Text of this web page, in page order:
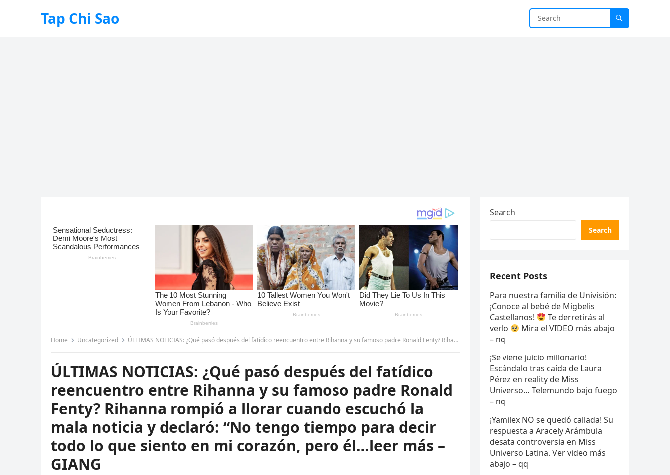
Tap Chi Sao
Home Uncategorized ÚLTIMAS NOTICIAS: ¿Qué pasó después del fatídico reencuentro entre Rihanna y su famoso padre Ronald Fenty? Rihanna rompió a llorar cuando escuchó la mala noticia y declaró: “No tengo tiempo para decir todo lo que siento en mi corazón, pero él…leer más – GIANG
ÚLTIMAS NOTICIAS: ¿Qué pasó después del fatídico
reencuentro entre Rihanna y su famoso padre Ronald
Fenty? Rihanna rompió a llorar cuando escuchó la
mala noticia y declaró: “No tengo tiempo para decir
todo lo que siento en mi corazón, pero él…leer más –
GIANG
Search
Search
Recent Posts
Para nuestra familia de Univisión:
¡Conoce al bebé de Migbelis
Castellanos!
Te derretirás al
verlo
Mira el VIDEO más abajo
– nq
¡Se viene juicio millonario!
Escándalo tras caída de Laura
Pérez en reality de Miss
Universo… Telemundo bajo fuego
– nq
¡Yamilex NO se quedó callada! Su
respuesta a Aracely Arámbula
desata controversia en Miss
Universo Latina. Ver video más
abajo – qq